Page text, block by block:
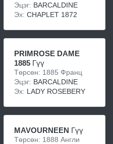
Эцэг: BARCALDINE
Эх: CHAPLET 1872
PRIMROSE DAME
1885 Гүү
Төрсөн: 1885 Франц
Эцэг: BARCALDINE
Эх: LADY ROSEBERY
MAVOURNEEN Гүү
Төрсөн: 1888 Англи